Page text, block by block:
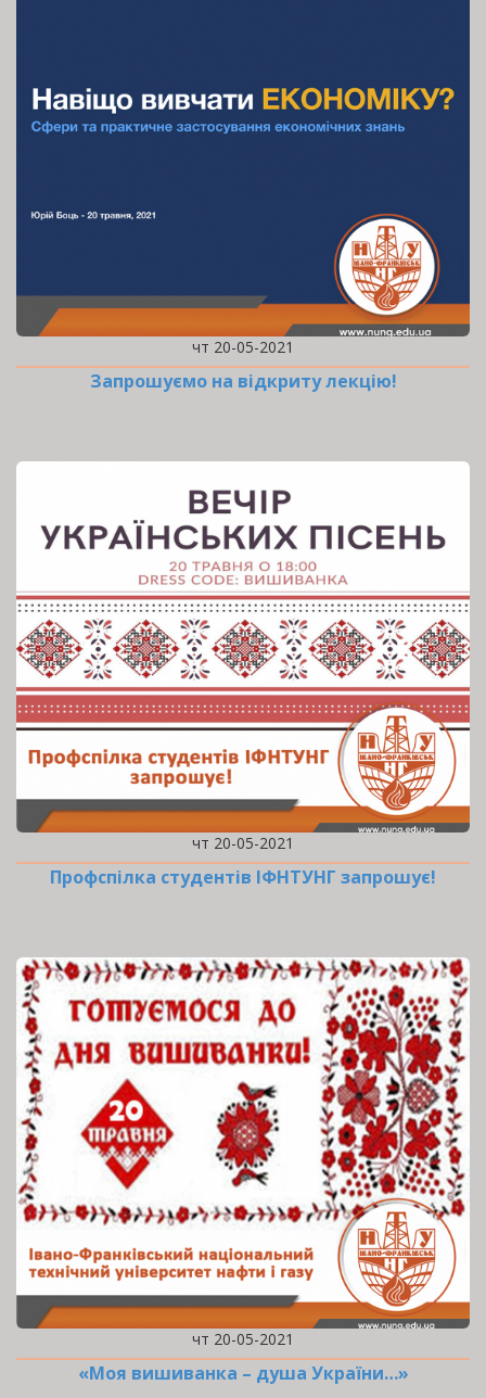
чт 20-05-2021
Запрошуємо на відкриту лекцію!
чт 20-05-2021
Профспілка студентів ІФНТУНГ запрошує!
чт 20-05-2021
«Моя вишиванка – душа України…»